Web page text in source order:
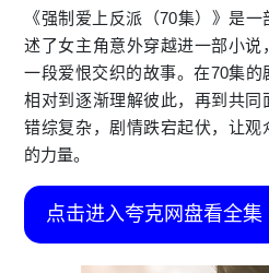
《强制爱上反派（70集）》是
述了女主角意外穿越进一部小
一段爱恨交织的故事。在70集
相对到逐渐理解彼此，再到共
错综复杂，剧情跌宕起伏，让
的力量。
点击进入夸克网盘看全集